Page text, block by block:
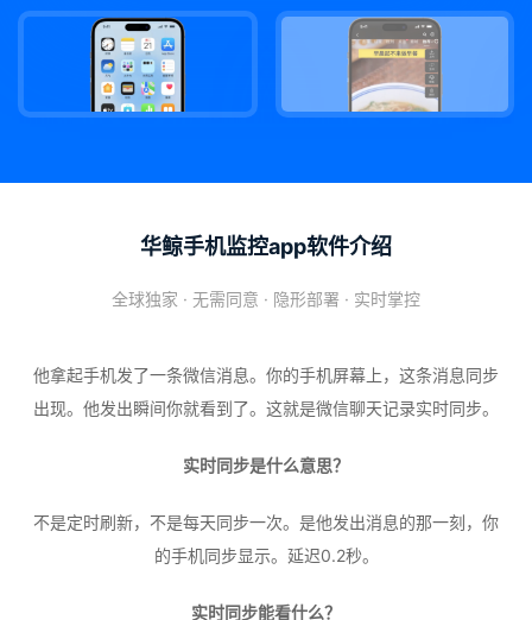
华鲸手机监控app软件介绍
全球独家 · 无需同意 · 隐形部署 · 实时掌控
他拿起手机发了一条微信消息。你的手机屏幕上，这条消息同步
出现。他发出瞬间你就看到了。这就是微信聊天记录实时同步。
实时同步是什么意思？
不是定时刷新，不是每天同步一次。是他发出消息的那一刻，你
的手机同步显示。延迟0.2秒。
实时同步能看什么？